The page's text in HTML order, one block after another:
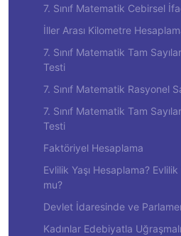
7. Sınıf Matematik Cebirsel
İller Arası Kilometre
7. Sınıf Matematik Tam
Testi
7. Sınıf Matematik Rasyonel
7. Sınıf Matematik Tam
Testi
Faktöriyel Hesaplama
Evlilik Yaşı Hesaplama?
mu?
Devlet İdaresinde ve
Kadınlar Edebiyatla